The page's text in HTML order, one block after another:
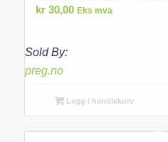
kr30,00 Eks mva
Sold By:
preg.no
Legg i handlekurv